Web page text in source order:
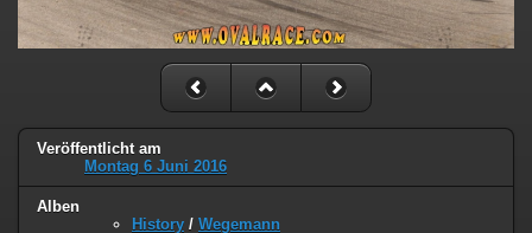
Veröffentlicht am
Montag 6 Juni 2016
Alben
History / Wegemann